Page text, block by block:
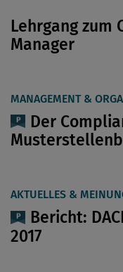
Lehrgang zum
Manager
MANAGEMENT &
Der
AKTUELLES &
Bericht:
2017